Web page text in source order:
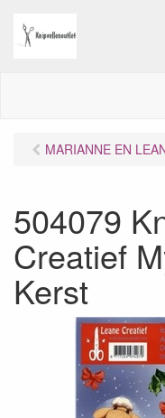
MARIANNE EN
504079
Creatief
Kerst